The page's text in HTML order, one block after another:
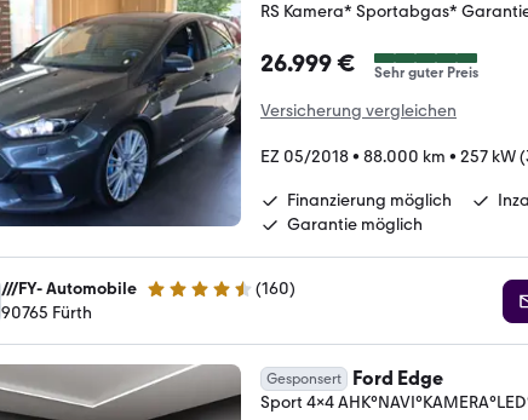
RS Kamera* Sportabgas*
26.999 € Sehr guter Preis
Versicherung vergleichen
EZ 05/2018• 88.000 km • 257 kW
Finanzierung möglich
Garantie möglich
///FY- Automobile 4.3 Sterne (160)
90765 Fürth
Gesponsert Ford Edge
Sport 4x4